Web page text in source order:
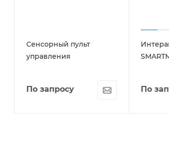
Сенсорный пульт
управления
По запросу По